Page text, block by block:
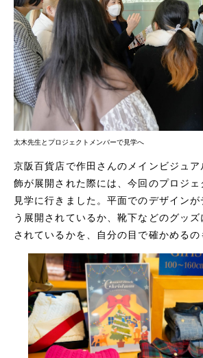
太木先生とプロジェクトメンバーで見学へ
京阪百貨店で作田さんのメインビジュ
飾が展開された際には、今回のプロジ
見学に行きました。平面でのデザイン
う展開されているか、靴下などのグッ
されているかを、自分の目で確かめるの